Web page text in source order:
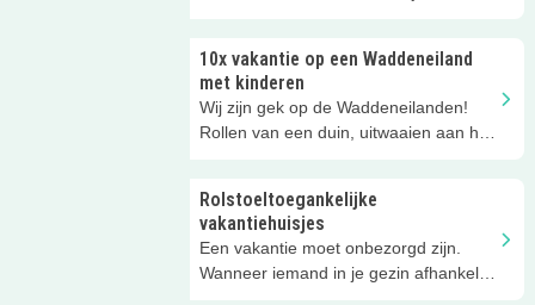
maar!
10x vakantie op een Waddeneiland
met kinderen
Wij zijn gek op de Waddeneilanden!
Rollen van een duin, uitwaaien aan het
groepsaccommodatie tot
kindercamping en van ruim
vakantiehuis tot duinhuisje. Er zijn
genoeg opties voor een
Rolstoeltoegankelijke
vakantiehuisjes
Een vakantie moet onbezorgd zijn.
Wanneer iemand in je gezin afhankelijk